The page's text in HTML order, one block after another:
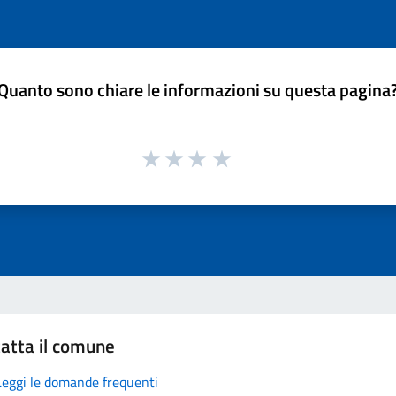
sono chiare le informazioni su questa
il comune
le domande frequenti